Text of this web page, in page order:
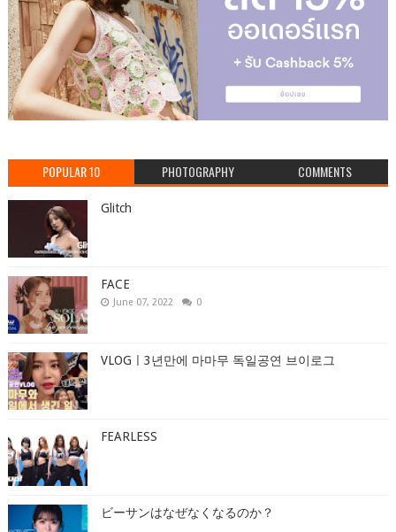
POPULAR 10 PHOTOGRAPHY COMMENTS
Glitch
FACE
June 07, 2022 0
VLOGㅣ3년만에 마마무 독일공연 브이로그
FEARLESS
ビーサンはなぜなくなるのか？